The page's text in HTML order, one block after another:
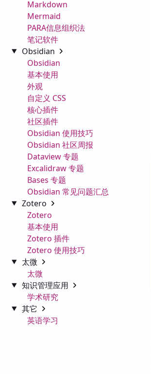
Markdown
Mermaid
PARA信息组织法
笔记软件
Obsidian
Obsidian
基本使用
外观
自定义 CSS
核心插件
社区插件
Obsidian 使用技巧
Obsidian 社区周报
Dataview 专题
Excalidraw 专题
Bases 专题
Obsidian 常见问题汇总
Zotero
Zotero
基本使用
Zotero 插件
Zotero 使用技巧
太微
太微
知识管理应用
学术研究
其它
英语学习